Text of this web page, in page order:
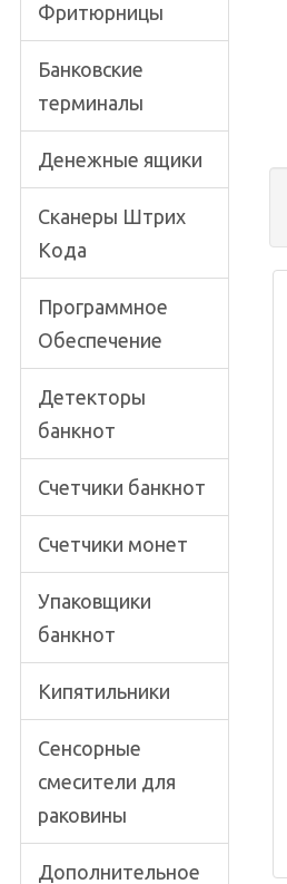
Фритюрницы
Банковские
терминалы
Денежные ящики
Сканеры Штрих
Кода
Программное
Обеспечение
Детекторы
банкнот
Счетчики банкнот
Счетчики монет
Упаковщики
банкнот
Кипятильники
Сенсорные
смесители для
раковины
Дополнительное